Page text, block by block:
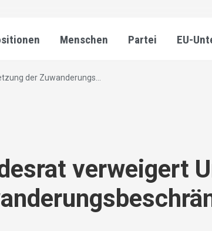
Menschen Partei EU-
der Zuwanderungs...
verweigert